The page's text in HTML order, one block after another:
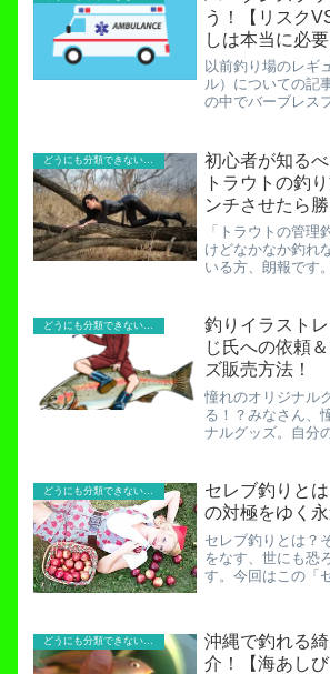
う！【リスク
しは本当に必要
以前釣り場のレギ
ル）についての記
の中でバーブレス
変素晴らしい仕組
危険も伴います。
どうにも分類できないお役立ち記事！
初心者が知る
トラウトの釣
ンチさせたら勝
「トラウトの管理
けどなかなか釣れ
いる方、朗報です
理」というものを
てみんな同じだろ
どうにも分類できないお役立ち記事！
釣りイラスト
じ氏への依頼
ズ販売方法！
憧れのオリジナル
る！？みなさん、
ナルグッズ。自分
よね。しかし、私
人間は自分でイラ
どうにも分類できないお役立ち記事！
セレブ釣りと
の対極をゆく
セレブ釣りとは？
をなす、世にも恐
す。今回はこの「
もし一つでも当て
「セレブ予備軍」
どうにも分類できないお役立ち記事！
沖縄で釣れる
介！【海あし